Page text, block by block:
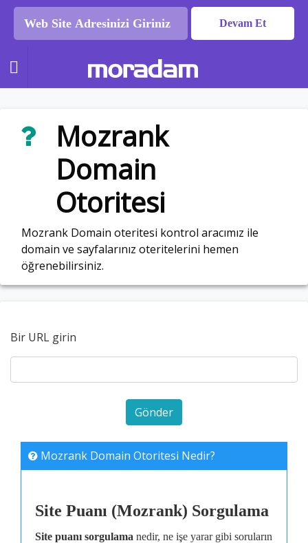
Devam Et

Mozrank
Domain
Otoritesi
Mozrank Domain oteritesi kontrol aracımız ile
domain ve sayfalarınız oteritelerini hemen
öğrenebilirsiniz.
Bir URL girin
Mozrank Domain Otoritesi Nedir?
Site Puanı (Mozrank) Sorgulama
Site puanı sorgulama nedir, ne işe yarar gibi soruların